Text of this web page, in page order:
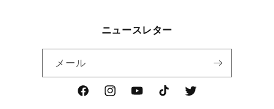
ニュースレター
メール
FacebookInstagramYouTubeTikTok Twitter